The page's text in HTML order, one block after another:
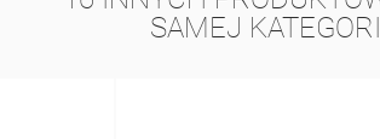
SAMEJ